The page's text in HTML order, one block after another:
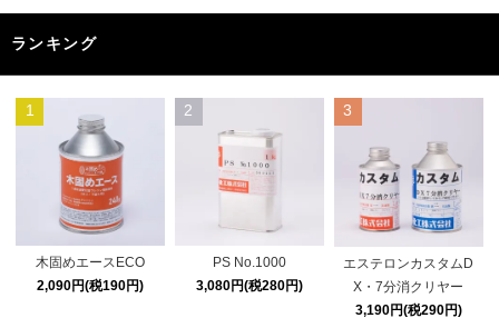
ランキング
1
木固めエースECO
2,090円(税190円)
2
PS No.1000
3,080円(税280円)
3
エステロンカスタムD
X・7分消クリヤー
3,190円(税290円)